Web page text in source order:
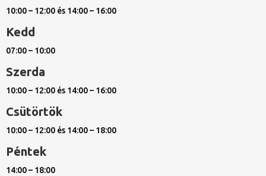
10:00 – 12:00 és 14:00 – 16:00
Kedd
07:00 – 10:00
Szerda
10:00 – 12:00 és 14:00 – 16:00
Csütörtök
10:00 – 12:00 és 14:00 – 18:00
Péntek
14:00 – 18:00